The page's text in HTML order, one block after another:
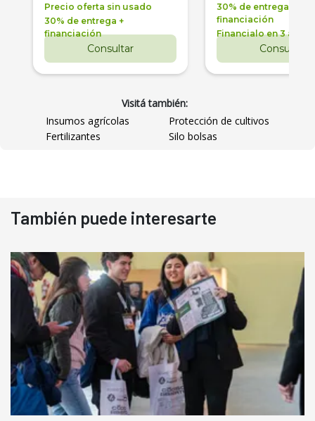
Precio oferta sin usado
30% de entrega +
financiación
Consultar
30% de entrega +
financiación
Financialo en 3 años
Consultar
Visitá también:
Insumos agrícolas
Protección de cultivos
Fertilizantes
Silo bolsas
También puede interesarte